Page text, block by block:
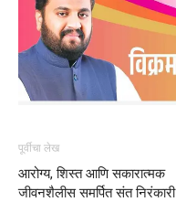
पूर्वीचा लेख
आरोग्य, शिस्त आणि सकारात्मक
जीवनशैलीस समर्पित संत निरंकारी